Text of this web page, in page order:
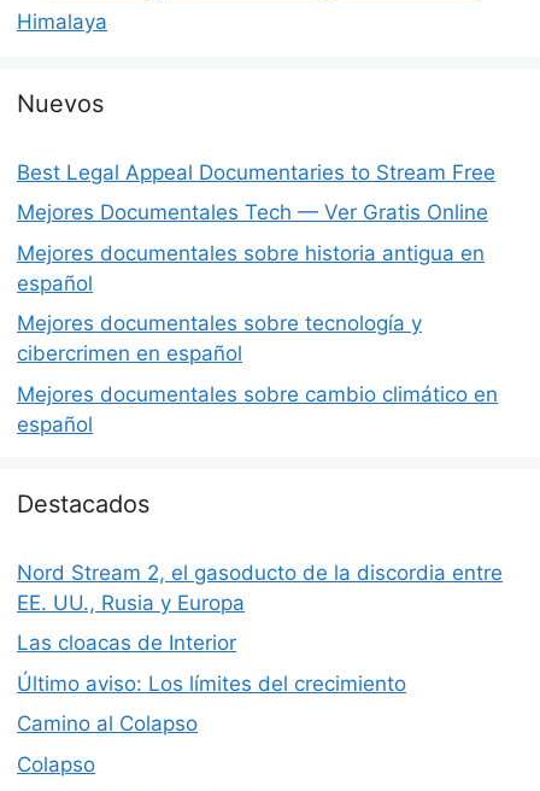
Himalaya
Nuevos
Best Legal Appeal Documentaries to Stream Free
Mejores Documentales Tech — Ver Gratis Online
Mejores documentales sobre historia antigua en
español
Mejores documentales sobre tecnología y
cibercrimen en español
Mejores documentales sobre cambio climático en
español
Destacados
Nord Stream 2, el gasoducto de la discordia entre
EE. UU., Rusia y Europa
Las cloacas de Interior
Último aviso: Los límites del crecimiento
Camino al Colapso
Colapso